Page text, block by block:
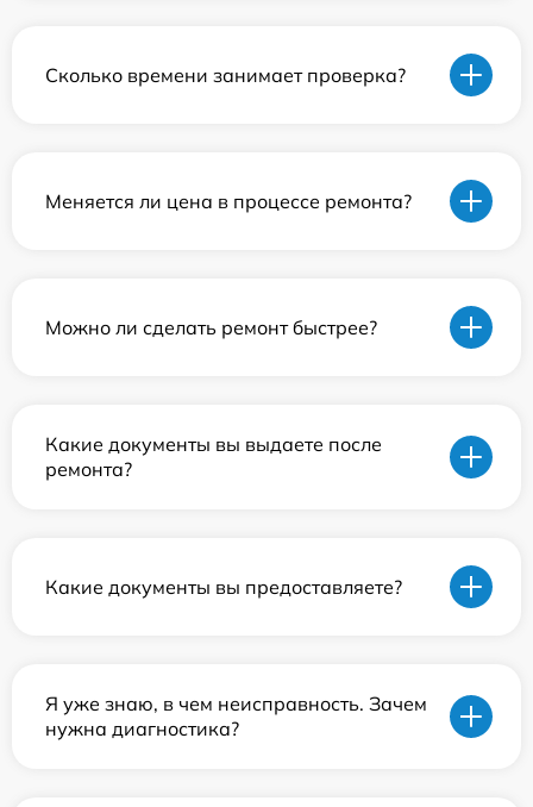
Сколько времени занимает проверка?
Меняется ли цена в процессе ремонта?
Можно ли сделать ремонт быстрее?
Какие документы вы выдаете после
ремонта?
Какие документы вы предоставляете?
Я уже знаю, в чем неисправность. Зачем
нужна диагностика?